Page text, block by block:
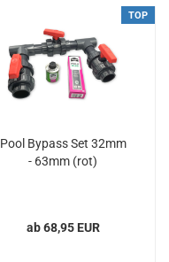
TOP
Pool Bypass Set 32mm
- 63mm (rot)
ab 68,95 EUR